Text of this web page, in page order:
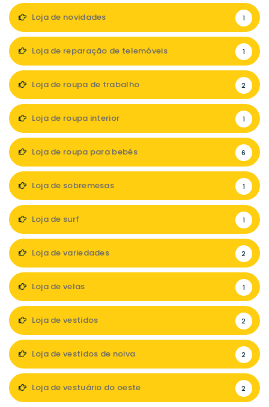
Loja de novidades 1
Loja de reparação de telemóveis 1
Loja de roupa de trabalho 2
Loja de roupa interior 1
Loja de roupa para bebés 6
Loja de sobremesas 1
Loja de surf 1
Loja de variedades 2
Loja de velas 1
Loja de vestidos 2
Loja de vestidos de noiva 2
Loja de vestuário do oeste 2